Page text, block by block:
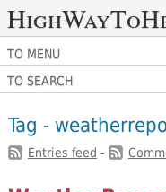
TO MENU
TO SEARCH
Tag -
Entries feed -